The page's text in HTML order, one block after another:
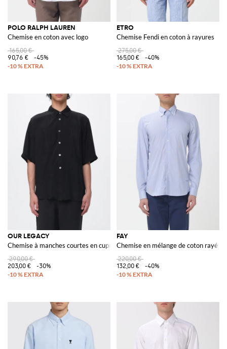
POLO RALPH LAUREN
Chemise en coton avec logo
165,00 €
90,76 €
-45%
ETRO
Chemise Fendi en coton à rayures
275,00 €
165,00 €
-40%
OUR LEGACY
Chemise à manches courtes en cupro avec col français
290,00 €
203,00 €
-30%
FAY
Chemise en mélange de coton rayé
220,00 €
132,00 €
-40%